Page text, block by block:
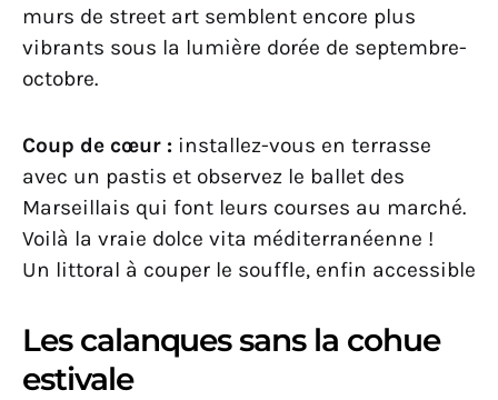
murs de street art semblent encore plus
vibrants sous la lumière dorée de septembre-
octobre.
Coup de cœur : installez-vous en terrasse
avec un pastis et observez le ballet des
Marseillais qui font leurs courses au marché.
Voilà la vraie dolce vita méditerranéenne !
Un littoral à couper le souffle, enfin accessible
Les calanques sans la cohue
estivale